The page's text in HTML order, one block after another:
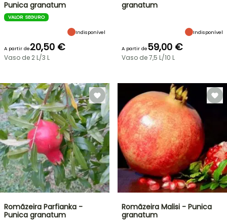
Punica granatum
VALOR SEGURO
Indisponível
A partir de20,50 €
Vaso de 2 L/3 L
granatum
Indisponível
A partir de59,00 €
Vaso de 7,5 L/10 L
Romãzeira Parfianka -
Punica granatum
Romãzeira Malisi - Punica
granatum